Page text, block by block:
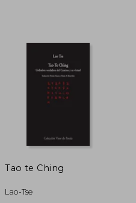
$ 35.000 25%
Tao te Ching
Lao-Tse